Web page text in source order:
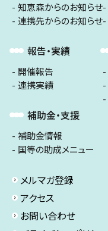
知恵森からのお知らせ
連携先からのお知らせ
報告・実績
開催報告
連携実績
補助金・支援
補助金情報
国等の助成メニュー
メルマガ登録
アクセス
お問い合わせ